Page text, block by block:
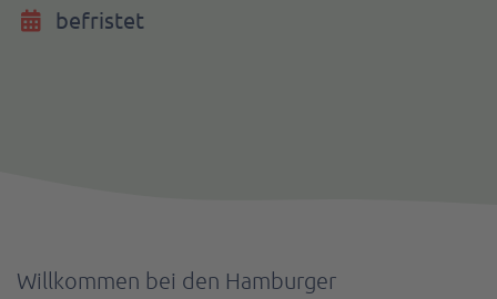
befristet
Willkommen bei den Hamburger